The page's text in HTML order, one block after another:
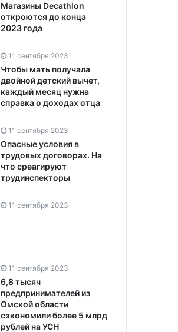
Магазины Decathlon
откроются до конца
2023 года
11 сентября 2023
Чтобы мать получала
двойной детский вычет,
каждый месяц нужна
справка о доходах отца
11 сентября 2023
Опасные условия в
трудовых договорах. На
что среагируют
трудинспекторы
11 сентября 2023
11 сентября 2023
6,8 тысяч
предпринимателей из
Омской области
сэкономили более 5 млрд
рублей на УСН